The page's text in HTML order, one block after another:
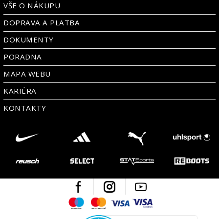
VŠE O NÁKUPU
DOPRAVA A PLATBA
DOKUMENTY
PORADNA
MAPA WEBU
KARIÉRA
KONTAKTY
Facebook Instagram
MaestroMastercard
Visa